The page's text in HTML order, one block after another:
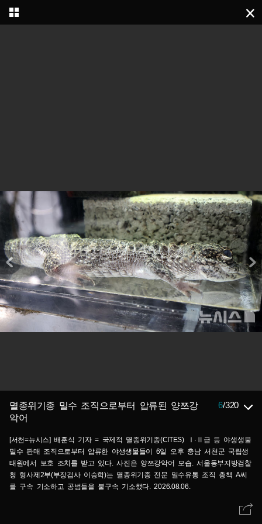
멸종위기종 밀수 조직으로부터 압류된 양쯔강
악어
6/320
[서천=뉴시스] 배훈식 기자 = 국제적 멸종위기종(CITES) Ⅰ·Ⅱ급 등 야생생물
밀수 판매 조직으로부터 압류한 야생생물들이 6일 오후 충남 서천군 국립생
태원에서 보호 조치를 받고 있다. 사진은 양쯔강악어 모습. 서울동부지방검찰
청 형사제2부(부장검사 이승학)는 멸종위기종 전문 밀수유통 조직 총책 A씨
를 구속 기소하고 공범들을 불구속 기소했다. 2026.08.06.